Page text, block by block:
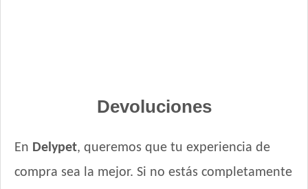
Royal Canin Perro Medium Puppy
Royal Canin Perro Raza Boxer Puppy
Devoluciones
En Delypet, queremos que tu experiencia de
compra sea la mejor. Si no estás completamente